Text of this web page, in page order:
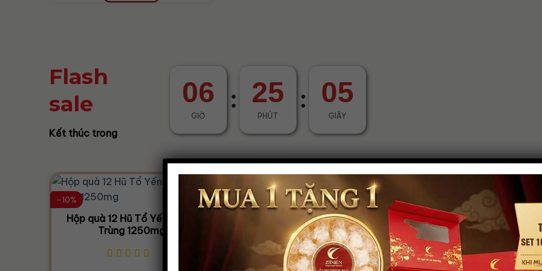
Flash
sale
Kết thúc trong
06
GIỜ
: 25
PHÚT
: 03
GIÂY
-10%
Hộp quà 12 Hũ Tổ Yến Đông
Trùng 1250mg
-15%
Hộp Quà 12 Hũ Tổ Yến Đường
Phèn 1250mg
Hộp quà 10 Hũ Tổ Yến
Sâm 3000mg